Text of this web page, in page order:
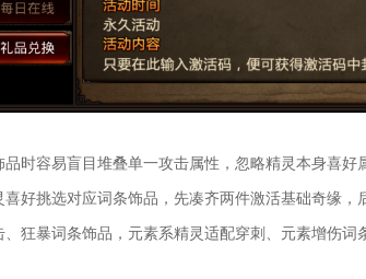
品时容易盲目堆叠单一攻击属性，忽略精灵本身喜
喜好挑选对应词条饰品，先凑齐两件激活基础奇缘
狂暴词条饰品，元素系精灵适配穿刺、元素增伤